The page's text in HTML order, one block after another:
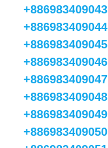
+886983409043
+886983409044
+886983409045
+886983409046
+886983409047
+886983409048
+886983409049
+886983409050